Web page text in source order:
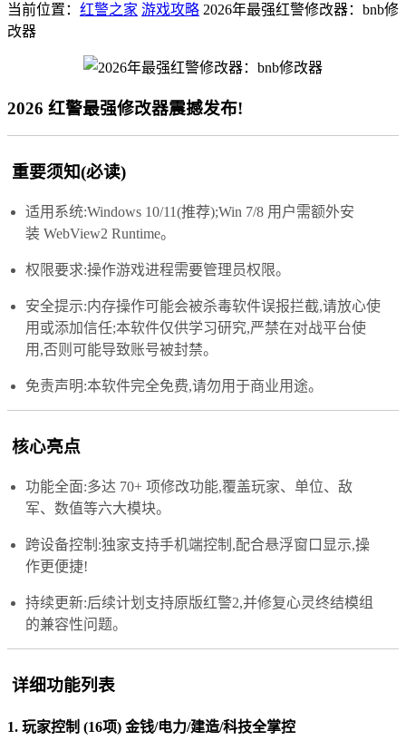
当前位置： 红警之家 游戏攻略 2026年最强红警修改器：bnb修
改器
2026 红警最强修改器震撼发布!
重要须知(必读)
适用系统:Windows 10/11(推荐);Win 7/8 用户需额外安
装 WebView2 Runtime。
权限要求:操作游戏进程需要管理员权限。
安全提示:内存操作可能会被杀毒软件误报拦截,请放心使
用或添加信任;本软件仅供学习研究,严禁在对战平台使
用,否则可能导致账号被封禁。
免责声明:本软件完全免费,请勿用于商业用途。
核心亮点
功能全面:多达 70+ 项修改功能,覆盖玩家、单位、敌
军、数值等六大模块。
跨设备控制:独家支持手机端控制,配合悬浮窗口显示,操
作更便捷!
持续更新:后续计划支持原版红警2,并修复心灵终结模组
的兼容性问题。
详细功能列表
1. 玩家控制 (16项) 金钱/电力/建造/科技全掌控